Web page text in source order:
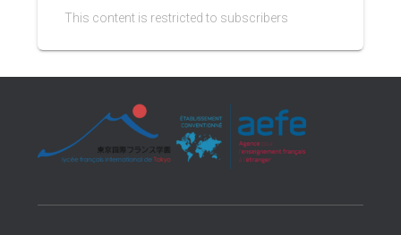
This content is restricted to subscribers